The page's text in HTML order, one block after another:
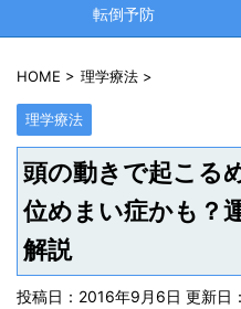
転倒予防
HOME > 理学療法 >
理学療法
頭の動きで起こる
位めまい症かも？
解説
投稿日：2016年9月6日 更新日：